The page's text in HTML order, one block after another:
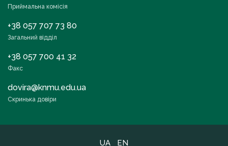
Приймальна комісія
+38 057 707 73 80
Загальний відділ
+38 057 700 41 32
Факс
dovira@knmu.edu.ua
Скринька довіри
UA EN